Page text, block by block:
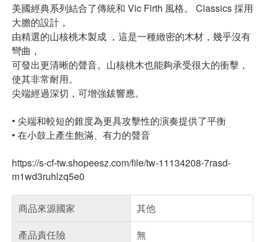
美國經典系列結合了傳統和 Vic Firth 風格。 Classics 採用
大膽的設計，
由精選的山核桃木製成 ，這是一種緻密的木材，幾乎沒有
彎曲，
可發出更清晰的聲音。山核桃木也能夠承受很大的衝擊，
使其非常耐用。
尖端經過深切，可增強鈸響應。
• 尖端和較短的錐度為更具攻擊性的演奏提供了平衡
• 在小鼓上產生飽滿、有力的聲音
https://s-cf-tw.shopeesz.com/file/tw-11134208-7rasd-
m1wd3ruhlzq5e0
商品來源國家
其他
產品責任險
無